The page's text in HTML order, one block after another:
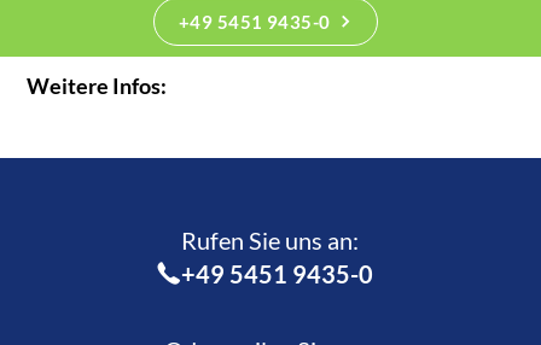
+49 5451 9435-0
Weitere Infos:
Rufen Sie uns an:­
+49 5451 9435-0